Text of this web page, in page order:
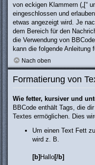
von eckigen Klammern („[“
eingeschlossen und
etwas angezeigt wird. Je
dem Bereich für den
die Verwendung von
kann die folgende Anleitung
Nach oben
Formatierung von
Wie fetter, kursiver und
BBCode enthält Tags, die
Textes ermöglichen. Dies
Um einen Text Fett
wird z. B.
[b] Hallo[/b]